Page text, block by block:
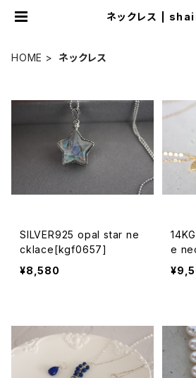
ネックレス |
HOME ネックレス
SILVER925 opal star ne
cklace[kgf0657]
¥8,580
e